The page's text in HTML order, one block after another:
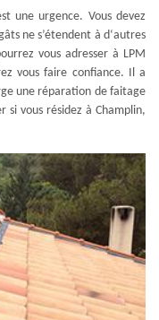
une urgence. Vous devez
ne s’étendent à d‘autres
vous adresser à LPM
vous faire confiance. Il a
une réparation de faitage
si vous résidez à Champlin,